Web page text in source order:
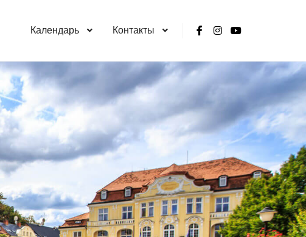
Календарь Контакты